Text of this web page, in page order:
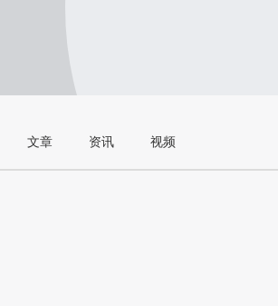
文章 资讯 视频